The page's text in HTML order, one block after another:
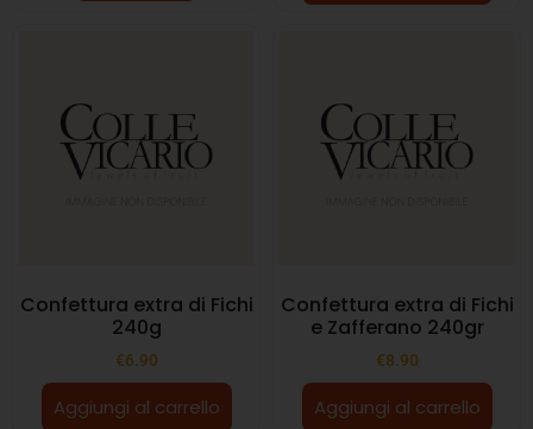
Confettura extra di Fichi
240g
€6.90
Aggiungi al carrello
Confettura extra di Fichi
e Zafferano 240gr
€8.90
Aggiungi al carrello